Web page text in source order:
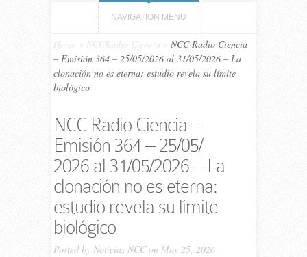
NAVIGATION MENU
Home NCCRadio Ciencia
NCC Ra­dio Ciencia
– Emi­sión 364 – 25/05/​2026 al 31/05/​2026 – La
clonación no es eterna: estudio revela su límite
biológico
NCC Ra­dio Ciencia –
Emi­sión 364 – 25/05/​
2026 al 31/05/​2026 – La
clonación no es eterna:
estudio revela su límite
biológico
Posted by Noticias NCCon May 25, 2026